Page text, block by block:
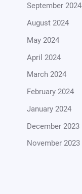
September 2024
August 2024
May 2024
April 2024
March 2024
February 2024
January 2024
December 2023
November 2023